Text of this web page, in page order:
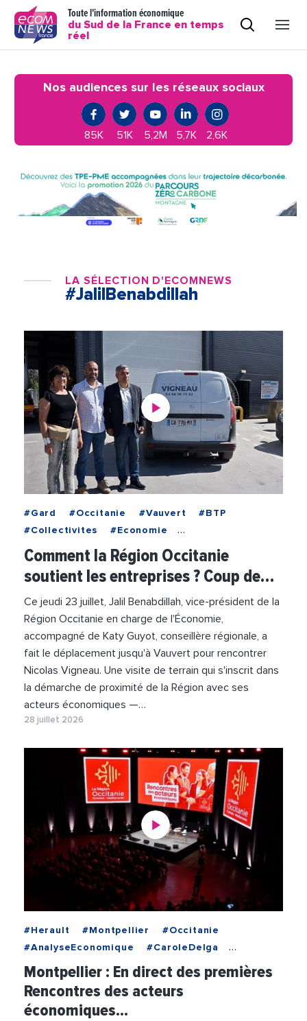
Toute l'information économique
du Sud de la France en temps
réel
Nos audiences sur les réseaux sociaux
85K 51K 5,2M 5,7K 2,6K
LA SÉLECTION D'ECOMNEWS
#JalilBenabdillah
#Gard #Occitanie #Vauvert
#BTP
#Collectivites
#Economie
#EconomieCirculaire
#JalilBenabdillah
#RegionOccitanie
#Videos
#VieDesEntreprises
Comment la Région Occitanie
soutient les entreprises ? Coup de…
Ce jeudi 23 juillet, Jalil Benabdillah, vice-président de la
Région Occitanie en charge de l'Économie,
accompagné de Katy Guyot, conseillère régionale, a
fait le déplacement jusqu'à Vauvert pour rencontrer
Nicolas Vigneau. Une visite de terrain qui s'inscrit dans
la démarche de proximité de la Région avec ses
acteurs économiques —…
28 juillet 2026
#Herault #Montpellier
#Occitanie
#AnalyseEconomique
#CaroleDelga
#Collectivites
#Decideurs
#Economie
#Entreprises
#RegionOccitanie
#Videos
Montpellier : En direct des premières
Rencontres des acteurs
économiques…